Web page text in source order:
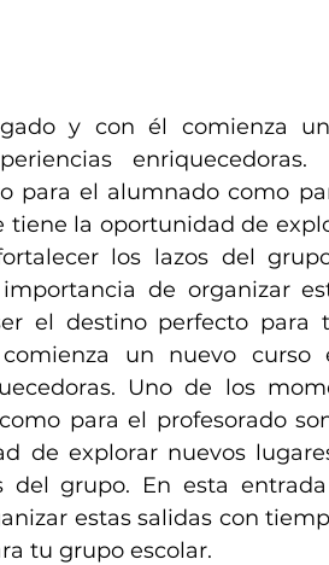
y con él comienza
para el alumnado como
tiene la oportunidad de
los lazos del
de organizar
el destino perfecto para
un nuevo curso
Uno de los
para el profesorado
de explorar nuevos
del grupo. En esta
estas salidas con
tu grupo escolar.